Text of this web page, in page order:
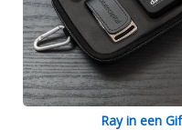
Ray in een